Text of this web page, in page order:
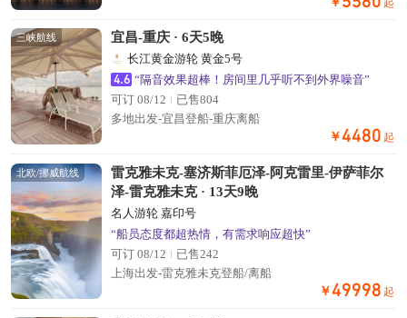
三峡航线 宜昌-重庆 · 6天5晚
长江黄金游轮 黄金5号
4.6 “隔音效果超棒！房间里几乎听不到外界噪音”
可订 08/12
已售804
多地出发-宜昌登船-重庆离船
￥4480 起
北欧/挪威航线
雷克雅未克-塞济斯菲厄泽-阿克雷里-伊萨菲尔
泽-雷克雅未克 · 13天9晚
名人游轮 嘉印号
“船员态度都超热情，有需求响应超快”
可订 08/12
已售242
上海出发-雷克雅未克登船/离船
￥49998 起